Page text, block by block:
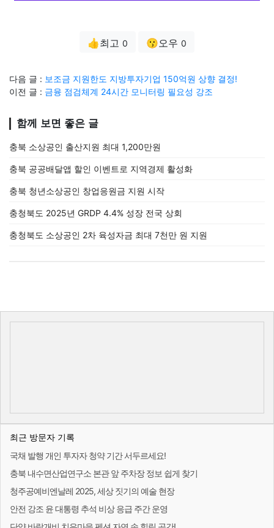
👍최고 0 😗오우 0
다음 글 : 보조금 지원한도 지방투자기업 150억원 상향 결정!
이전 글 : 금융 점검체계 24시간 모니터링 필요성 강조
함께 보면 좋은 글
충북 소상공인 출산지원 최대 1,200만원
충북 공공배달앱 할인 이벤트로 지역경제 활성화
충북 청년소상공인 창업응원금 지원 시작
충청북도 2025년 GRDP 4.4% 성장 전국 상회
충청북도 소상공인 2차 육성자금 최대 7천만 원 지원
최근 방문자 기록
국채 발행 개인 투자자 청약 기간 서두르세요!
충북 내수면산업연구소 본관 앞 주차장 정보 쉽게 찾기
청주공예비엔날레 2025, 세상 짓기의 예술 현장
안전 강조 윤 대통령 추석 비상 응급 주간 운영